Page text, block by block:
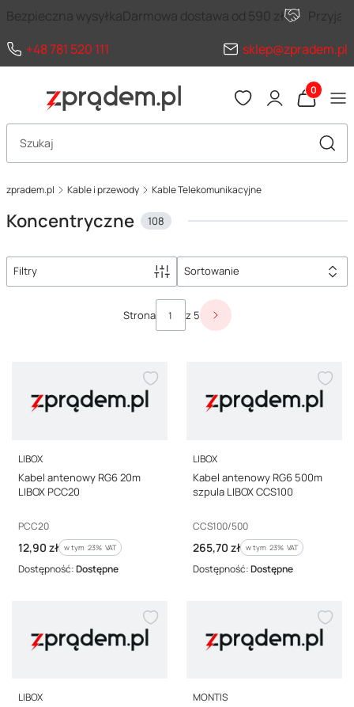
Bezpieczna wysyłkaDarmowa dostawa od 590 zł
+48 781 520 111
sklep@zpradem.pl
Produkty
Otwórz wyszukiwarkę
zpradem.pl Kable i przewody Kable Telekomunikacyjne
Koncentryczne 108
Filtry Sortowanie
Lista produktówStrona z 5 Następne produkty
PRODUCENT
LIBOX
Kabel antenowy RG6 20m
LIBOX PCC20
Kod producenta
PCC20
Cena brutto
12,90 zł w tym %s VAT
w tym 23% VAT
Dostępność:Dostępne
PRODUCENT
LIBOX
Kabel antenowy RG6 500m
szpula LIBOX CCS100
Kod producenta
CCS100/500
Cena brutto
265,70 zł w tym %s VAT
w tym 23% VAT
Dostępność:Dostępne
PRODUCENT
LIBOX PRODUCENT
MONTIS